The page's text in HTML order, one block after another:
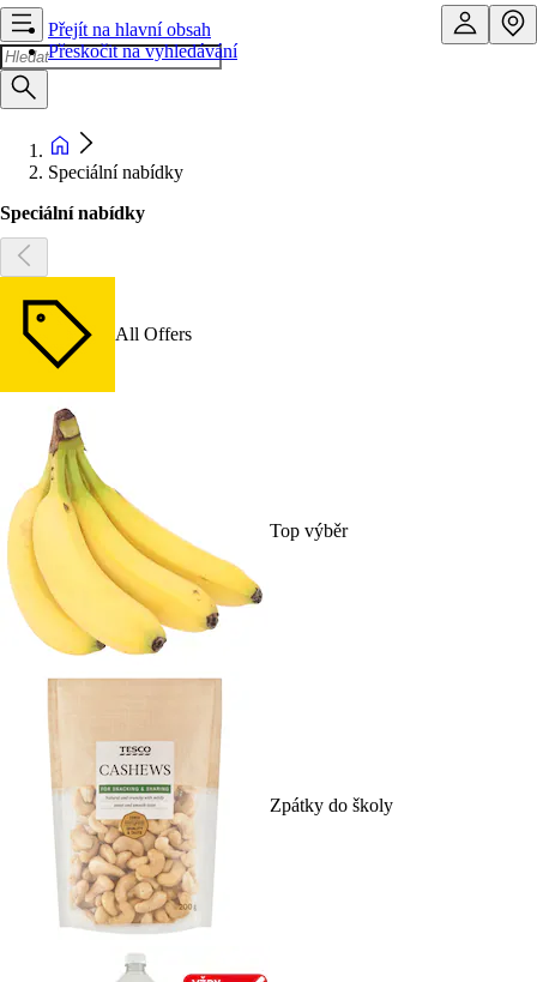
Přejít na hlavní obsah
Přeskočit na vyhledávání
Speciální nabídky
Speciální nabídky
All Offers
Top výběr
Zpátky do školy